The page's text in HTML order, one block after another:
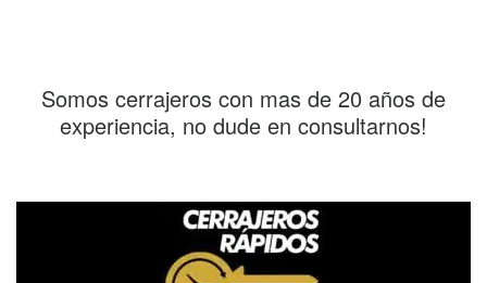
Somos cerrajeros con mas de 20 años de
experiencia, no dude en consultarnos!